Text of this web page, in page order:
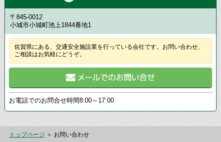
〒845-0012
小城市小城町池上1844番地1
佐賀県にある、交通安全施設業を行っている会社です。お問い合わせ、
ご相談はお気軽にどうぞ。
お電話でのお問合せ時間8:00～17:00
トップページ ＞ お問い合わせ